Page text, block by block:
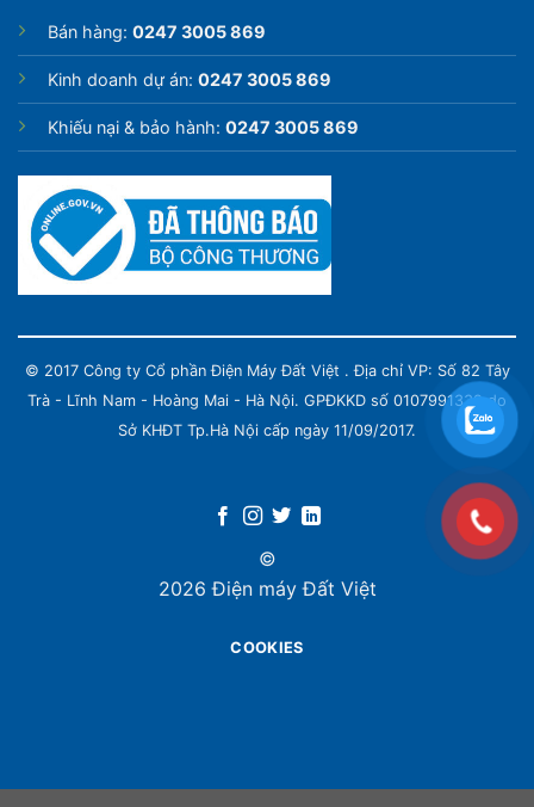
Bán hàng: 0247 3005 869
Kinh doanh dự án: 0247 3005 869
Khiếu nại & bảo hành: 0247 3005 869
© 2017 Công ty Cổ phần Điện Máy Đất Việt . Địa chỉ VP: Số 82 Tây
Trà - Lĩnh Nam - Hoàng Mai - Hà Nội. GPĐKKD số 0107991339 do
Sở KHĐT Tp.Hà Nội cấp ngày 11/09/2017.
©
2026 Điện máy Đất Việt
COOKIES